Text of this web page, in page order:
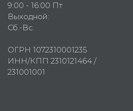
9:00 - 16:00 Пт
Выходной:
Сб.-Вс.
ОГРН 1072310001235
ИНН/КПП 2310121464 /
231001001